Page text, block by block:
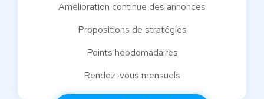
Amélioration continue des annonces
Propositions de stratégies
Points hebdomadaires
Rendez-vous mensuels